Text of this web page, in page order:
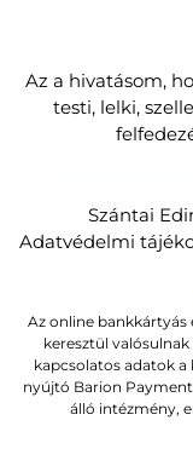
Az a hivatásom,
testi, lelki,
Szántai
Adatvédelmi
Az online bankkártyás
keresztül
kapcsolatos adatok
nyújtó Barion
álló intézmény,